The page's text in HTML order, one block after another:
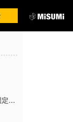
・No.007088 带调整夹紧角度和固定不同尺寸工件的夹具